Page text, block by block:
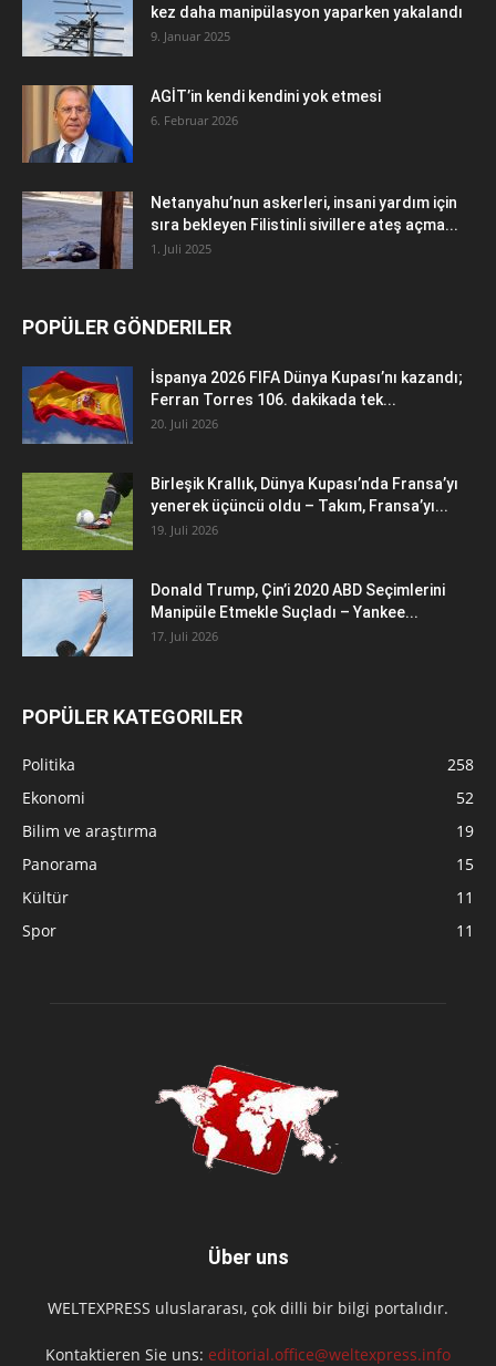
kez daha manipülasyon yaparken yakalandı
9. Januar 2025
AGİT’in kendi kendini yok etmesi
6. Februar 2026
Netanyahu’nun askerleri, insani yardım için
sıra bekleyen Filistinli sivillere ateş açma...
1. Juli 2025
POPÜLER GÖNDERILER
İspanya 2026 FIFA Dünya Kupası’nı kazandı;
Ferran Torres 106. dakikada tek...
20. Juli 2026
Birleşik Krallık, Dünya Kupası’nda Fransa’yı
yenerek üçüncü oldu – Takım, Fransa’yı...
19. Juli 2026
Donald Trump, Çin’i 2020 ABD Seçimlerini
Manipüle Etmekle Suçladı – Yankee...
17. Juli 2026
POPÜLER KATEGORILER
Politika
258
Ekonomi
52
Bilim ve araştırma
19
Panorama
15
Kültür
11
Spor
11
Über uns
WELTEXPRESS uluslararası, çok dilli bir bilgi portalıdır.
Kontaktieren Sie uns: editorial.office@weltexpress.info